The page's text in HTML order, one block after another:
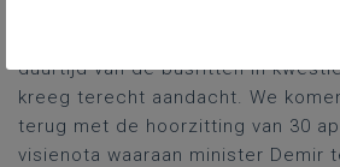
duurtijd van de busritten in
kreeg terecht aandacht. We
terug met de hoorzitting van 30
visienota waaraan minister Demir